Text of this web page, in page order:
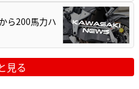
ら200馬力ハ
見る